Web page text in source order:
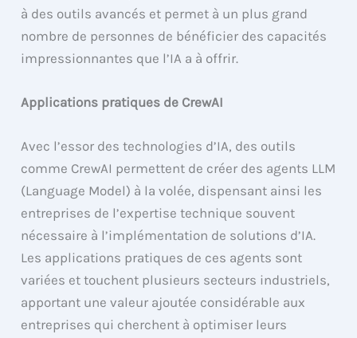
à des outils avancés et permet à un plus grand
nombre de personnes de bénéficier des capacités
impressionnantes que l’IA a à offrir.
Applications pratiques de CrewAI
Avec l’essor des technologies d’IA, des outils
comme CrewAI permettent de créer des agents LLM
(Language Model) à la volée, dispensant ainsi les
entreprises de l’expertise technique souvent
nécessaire à l’implémentation de solutions d’IA.
Les applications pratiques de ces agents sont
variées et touchent plusieurs secteurs industriels,
apportant une valeur ajoutée considérable aux
entreprises qui cherchent à optimiser leurs